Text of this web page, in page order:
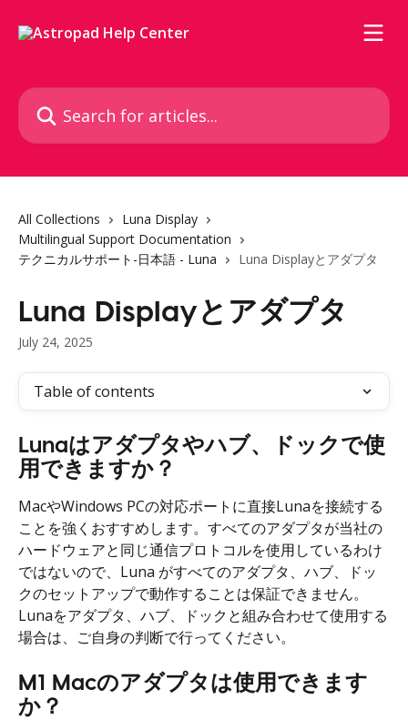
Search for articles...
All Collections
Luna Display
Multilingual Support Documentation
テクニカルサポート-日本語 - Luna
Luna Displayとアダプタ
Luna Displayとアダプタ
July 24, 2025
Table of contents
Lunaはアダプタやハブ、ドックで使
用できますか？
MacやWindows PCの対応ポートに直接Lunaを接続する
ことを強くおすすめします。すべてのアダプタが当社の
ハードウェアと同じ通信プロトコルを使用しているわけ
ではないので、Luna がすべてのアダプタ、ハブ、ドッ
クのセットアップで動作することは保証できません。
Lunaをアダプタ、ハブ、ドックと組み合わせて使用する
場合は、ご自身の判断で行ってください。
M1 Macのアダプタは使用できます
か？